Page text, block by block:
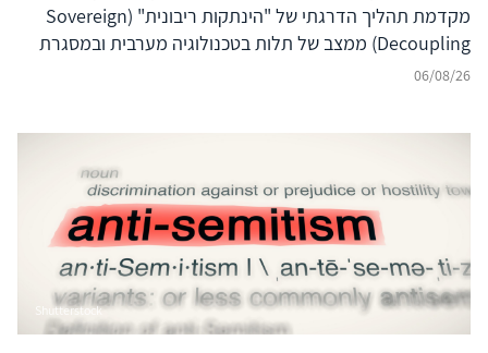
מקדמת תהליך הדרגתי של "הינתקות ריבונית" (Sovereign
Decoupling) ממצב של תלות בטכנולוגיה מערבית ובמסגרת
ברית נאט"ו לעבר בניית יכולת סייבר עצמאית ולמעצמת סייבר
ישראל, יוון, קפריסין ויכולת הפעולה המשותפת
(Interoperability) של נאט"ו – נודעת משמעות רבה, המחייבת
בחינה אסטרטגית קפדנית.
06/08/26
Shutterstock